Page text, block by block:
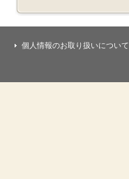
個人情報のお取り扱いについて